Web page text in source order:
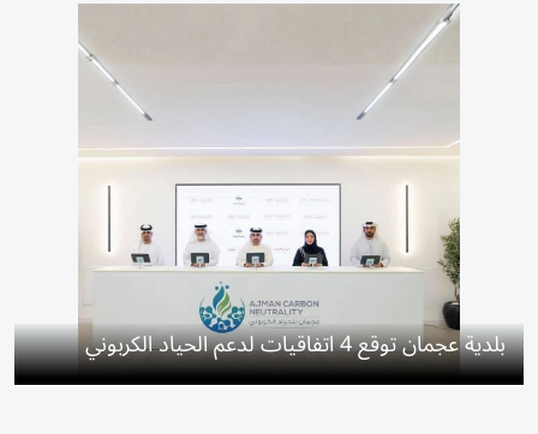
بلدية عجمان توقع 4 اتفاقيات لدعم الحياد الكربوني